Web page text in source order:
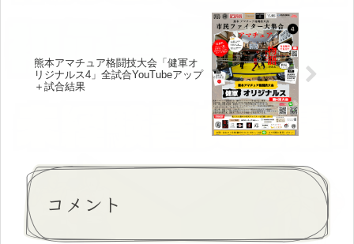
熊本アマチュア格闘技大会「健軍オ
リジナルス4」全試合YouTubeアップ
＋試合結果
コメント